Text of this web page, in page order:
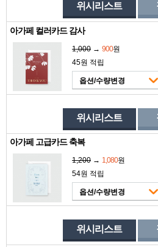
위시리스트
아가페 컬러카드 감사
1,000 → 900원
45원 적립
옵션/수량변경
위시리스트
아가페 고급카드 축복
1,200 → 1,080원
54원 적립
옵션/수량변경
위시리스트